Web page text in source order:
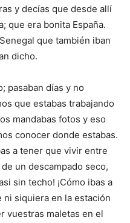
y decías que desde allí
que era bonita España.
que también iban
dicho.
pasaban días y no
que estabas trabajando
mandabas fotos y eso
conocer donde estabas.
a tener que vivir entre
un descampado seco,
sin techo! ¡Cómo ibas a
siquiera en la estación
vuestras maletas en el